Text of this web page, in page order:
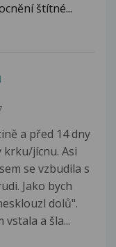
štítné...
a před 14 dny
krku/jícnu. Asi
se vzbudila s
Jako bych
dolů".
vstala a šla...